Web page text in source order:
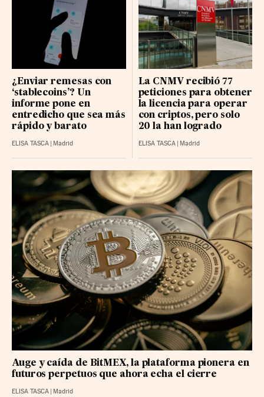
¿Enviar remesas con
‘stablecoins’? Un
informe pone en
entredicho que sea más
rápido y barato
ELISA TASCA | Madrid
La CNMV recibió 77
peticiones para obtener
la licencia para operar
con criptos, pero solo
20 la han logrado
ELISA TASCA | Madrid
Auge y caída de BitMEX, la plataforma pionera en
futuros perpetuos que ahora echa el cierre
ELISA TASCA | Madrid